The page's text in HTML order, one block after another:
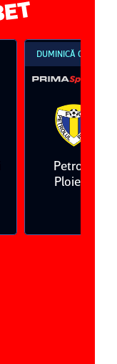
DUMINICĂ 09 AUG,
Petrolul
Ploieşti